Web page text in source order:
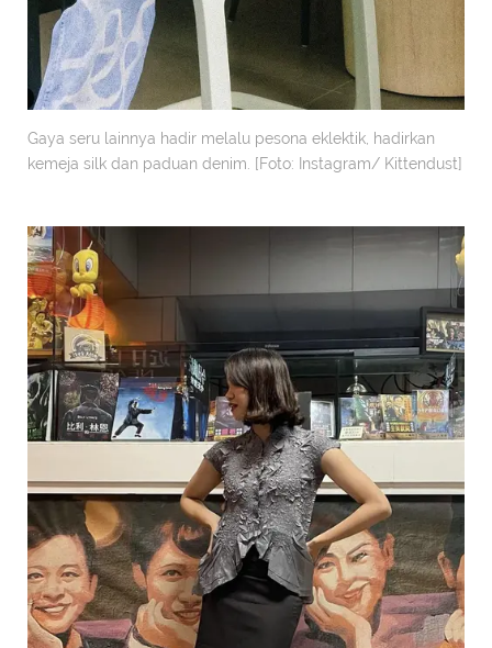
Gaya seru lainnya hadir melalu pesona eklektik, hadirkan
kemeja silk dan paduan denim. [Foto: Instagram/ Kittendust]